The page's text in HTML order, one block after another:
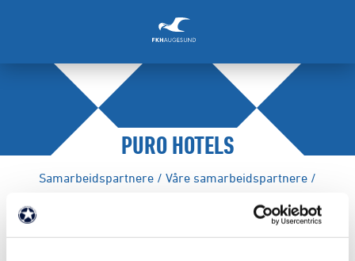
PURO HOTELS
Samarbeidspartnere / Våre samarbeidspartnere /
FAKTA